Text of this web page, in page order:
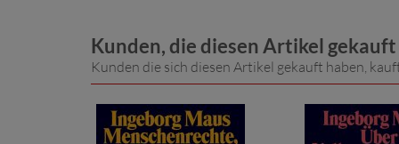
Kunden, die diesen Artikel
Kunden die sich diesen Artikel gekauft haben,